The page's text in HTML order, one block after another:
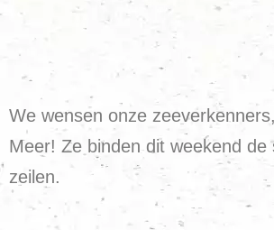
We wensen onze
Meer! Ze binden dit weekend
zeilen.